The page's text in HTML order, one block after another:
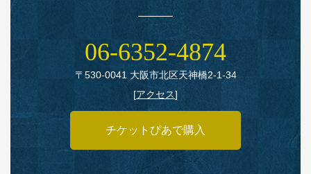
06‑6352‑4874
〒530‑0041 大阪市北区天神橋2‑1‑34
[アクセス]
チケットぴあで購入